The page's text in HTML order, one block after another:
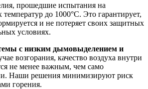
прошедшие испытания на
до 1000°C. Это гарантирует,
и не потеряет своих защитных
условиях.
с низким дымовыделением и
возгорания, качество воздуха внутри
не менее важным, чем само
Наши решения минимизируют риск
горения.